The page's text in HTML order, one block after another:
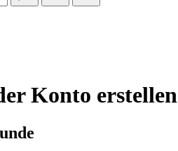
Konto erstellen